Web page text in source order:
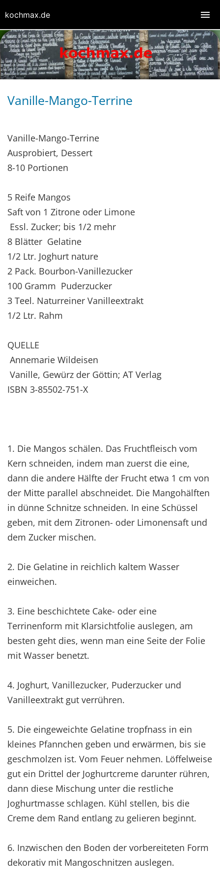
Vanille-Mango-Terrine
Vanille-Mango-Terrine
Ausprobiert, Dessert
8-10 Portionen
5 Reife Mangos
Saft von 1 Zitrone oder Limone
Essl. Zucker; bis 1/2 mehr
8 Blätter Gelatine
1/2 Ltr. Joghurt nature
2 Pack. Bourbon-Vanillezucker
100 Gramm Puderzucker
3 Teel. Naturreiner Vanilleextrakt
1/2 Ltr. Rahm
QUELLE
Annemarie Wildeisen
Vanille, Gewürz der Göttin; AT Verlag
ISBN 3-85502-751-X
1. Die Mangos schälen. Das Fruchtfleisch vom
Kern schneiden, indem man zuerst die eine,
dann die andere Hälfte der Frucht etwa 1 cm von
der Mitte parallel abschneidet. Die Mangohälften
in dünne Schnitze schneiden. In eine Schüssel
geben, mit dem Zitronen- oder Limonensaft und
dem Zucker mischen.
2. Die Gelatine in reichlich kaltem Wasser
einweichen.
3. Eine beschichtete Cake- oder eine
Terrinenform mit Klarsichtfolie auslegen, am
besten geht dies, wenn man eine Seite der Folie
mit Wasser benetzt.
4. Joghurt, Vanillezucker, Puderzucker und
Vanilleextrakt gut verrühren.
5. Die eingeweichte Gelatine tropfnass in ein
kleines Pfannchen geben und erwärmen, bis sie
geschmolzen ist. Vom Feuer nehmen. Löffelweise
gut ein Drittel der Joghurtcreme darunter rühren,
dann diese Mischung unter die restliche
Joghurtmasse schlagen. Kühl stellen, bis die
Creme dem Rand entlang zu gelieren beginnt.
6. Inzwischen den Boden der vorbereiteten Form
dekorativ mit Mangoschnitzen auslegen.
kochmax.de